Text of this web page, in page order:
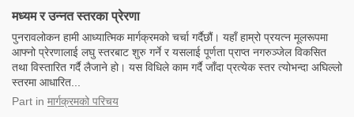
मध्यम र उन्नत स्तरका प्रेरणा
पुनरावलोकन हामी आध्यात्मिक मार्गक्रमको चर्चा गर्दैछौं। यहाँ हाम्रो प्रयत्न मूलरूपमा
आफ्नो प्रेरणालाई लघु स्तरबाट शुरु गर्ने र यसलाई पूर्णता प्राप्त नगरुञ्जेल विकसित
तथा विस्तारित गर्दै लैजाने हो। यस विधिले काम गर्दै जाँदा प्रत्येक स्तर त्योभन्दा अघिल्लो
स्तरमा आधारित...
Part in मार्गक्रमको परिचय